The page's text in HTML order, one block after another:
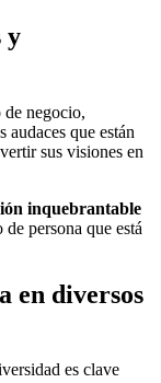
y
de negocio,
audaces que están
sus visiones en
inquebrantable
persona que está
en diversos
es clave